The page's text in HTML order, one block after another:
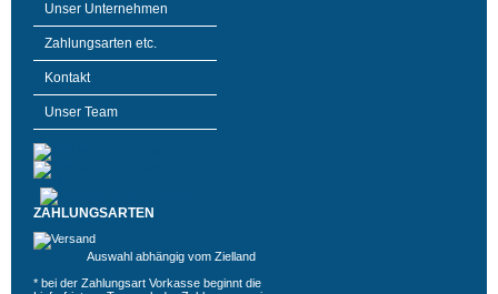
Unser Unternehmen
Zahlungsarten etc.
Kontakt
Unser Team
ZAHLUNGSARTEN
Auswahl abhängig vom Zielland
* bei der Zahlungsart Vorkasse beginnt die